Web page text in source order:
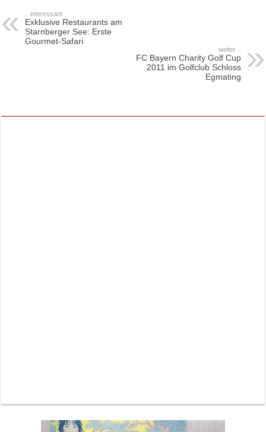
.. interessant
Exklusive Restaurants am
Starnberger See: Erste
Gourmet-Safari
weiter ..
FC Bayern Charity Golf Cup
2011 im Golfclub Schloss
Egmating